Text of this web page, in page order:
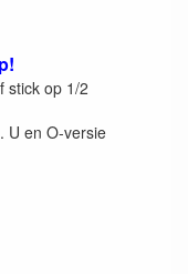
stick op 1/2
U en O-versie